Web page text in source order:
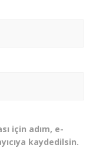
için adım, e-
kaydedilsin.